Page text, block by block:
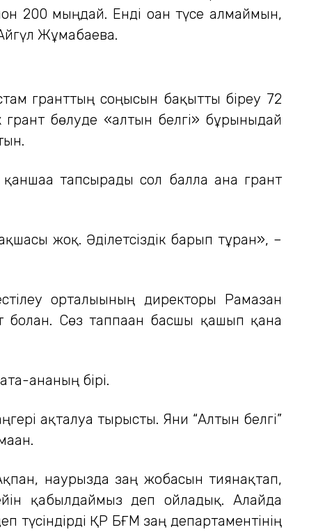
200 мыңдай. Енді оған түсе алмаймын,
Жұмабаева.
гранттың соңғысын бақытты біреу 72
бөлуде «алтын белгі» бұрынғыдай
тапсырады сол баллға ғана грант
жоқ. Әділетсіздік барып тұрған», –
орталығының директоры Рамазан
болған. Сөз таппаған басшы қашып қана
ананың бірі.
ақталуға тырысты. Яғни “Алтын белгі”
наурызда заң жобасын тиянақтап,
қабылдаймыз деп ойладық. Алайда
түсіндірді ҚР БҒМ заң департаментінің